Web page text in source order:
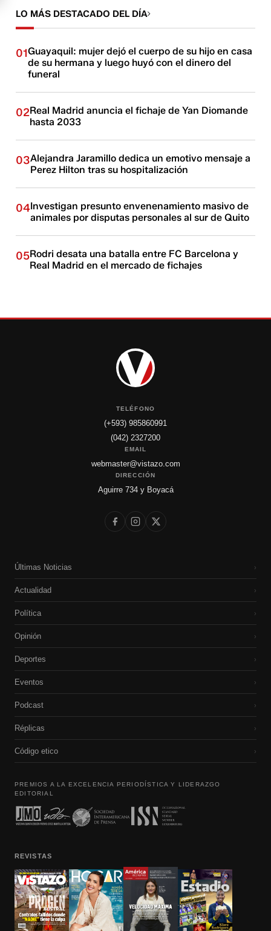
LO MÁS DESTACADO DEL DÍA
01Guayaquil: mujer dejó el cuerpo de su hijo en casa
de su hermana y luego huyó con el dinero del
funeral
02Real Madrid anuncia el fichaje de Yan Diomande
hasta 2033
03Alejandra Jaramillo dedica un emotivo mensaje a
Perez Hilton tras su hospitalización
04Investigan presunto envenenamiento masivo de
animales por disputas personales al sur de Quito
05Rodri desata una batalla entre FC Barcelona y
Real Madrid en el mercado de fichajes
TELÉFONO
(+593) 985860991
(042) 2327200
EMAIL
webmaster@vistazo.com
DIRECCIÓN
Aguirre 734 y Boyacá
Últimas Noticias ›
Actualidad ›
Política ›
Opinión ›
Deportes ›
Eventos ›
Podcast ›
Réplicas ›
Código etico ›
PREMIOS A LA EXCELENCIA PERIODÍSTICA Y LIDERAZGO
EDITORIAL
REVISTAS